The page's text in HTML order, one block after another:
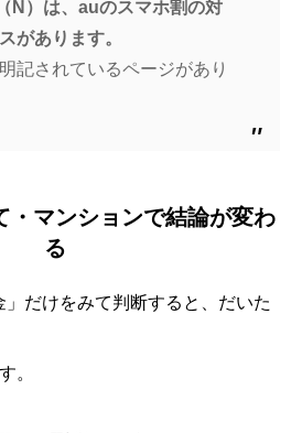
N）は、auのスマホ割の対
があります。
記されているページがあり
・マンションで結論が変わ
る
だけをみて判断すると、だいた
。